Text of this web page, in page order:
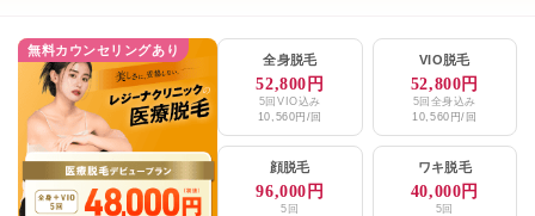
無料カウンセリングあり
全身脱毛
52,800円
5回VIO込み
10,560円/回
VIO脱毛
52,800円
5回全身込み
10,560円/回
顔脱毛
96,000円
5回
ワキ脱毛
40,000円
5回